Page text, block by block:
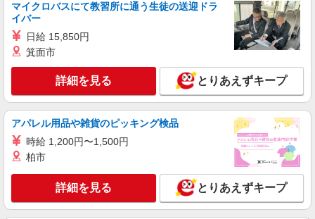
額支給 ◆月収例 316,800円 （夜勤シフト 21時〜
翌6時 週5日勤務の場合） 時給1,800円×8h×22日勤
横浜市金沢区 ★上記以外にも神奈川県内（横
浜・川崎・相模原など）に多数派遣先有
キープ 詳細を見る
派遣社員
LAPI-Staff株式会社 本社/軽作業窓口
アニメグッズやお菓子等の仕分け、梱包
時給1,800円以上（深夜手当含む）＋交通費全
翌6時 週5日勤務の場合） 時給1,800円×8h×22日勤
務
横浜市金沢区 ★上記以外にも神奈川県内（横
浜・川崎・相模原など）に多数派遣先有
マイクロバスにて教習所に通う生徒の送迎ドラ
イバー
日給 15,850円
箕面市
詳細を見る とりあえずキープ
アパレル用品や雑貨のピッキング検品
時給 1,200円〜1,500円
柏市
詳細を見る とりあえずキープ